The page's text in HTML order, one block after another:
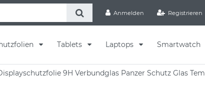
Anmelden Registrieren
Tablets Laptops Smartwatch
9H Verbundglas Panzer Schutz Glas